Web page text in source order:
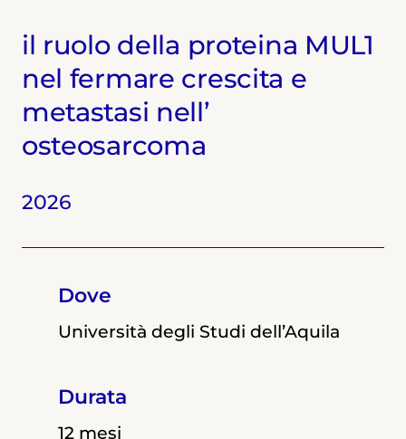
il ruolo della proteina MUL1
nel fermare crescita e
metastasi nell’
osteosarcoma
2026
Dove
Università degli Studi dell’Aquila
Durata
12 mesi
Università degli Studi dell'Aquila
12 mesi
Università degli Studi dell'Aquila
12 mesi
Università degli Studi dell'Aquila
12 mesi